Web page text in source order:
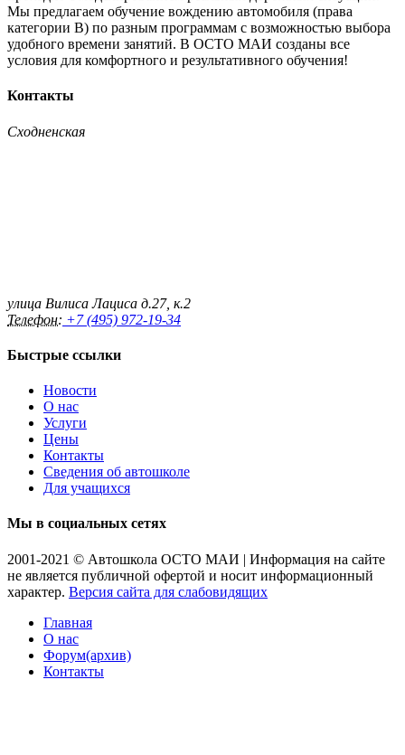
Мы предлагаем обучение вождению автомобиля (права
категории B) по разным программам с возможностью выбора
удобного времени занятий. В ОСТО МАИ созданы все
условия для комфортного и результативного обучения!
Контакты
Сходненская
улица Вилиса Лациса д.27, к.2
Телефон: +7 (495) 972-19-34
Быстрые ссылки
Новости
О нас
Услуги
Цены
Контакты
Сведения об автошколе
Для учащихся
Мы в социальных сетях
2001-2021 © Автошкола ОСТО МАИ | Информация на сайте
не является публичной офертой и носит информационный
характер. Версия сайта для слабовидящих
Главная
О нас
Форум(архив)
Контакты